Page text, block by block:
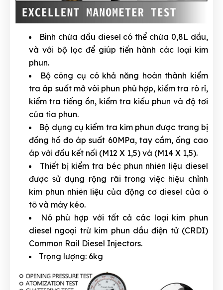
Bình chứa dầu diesel có thể chứa 0,8L dầu,
và với bộ lọc để giúp tiến hành các loại kim
phun.
Bộ công cụ có khả năng hoàn thành kiểm
tra áp suất mở vòi phun phù hợp, kiểm tra rò rỉ,
kiểm tra tiếng ồn, kiểm tra kiểu phun và độ tơi
của tia phun.
Bộ dụng cụ kiểm tra kim phun được trang bị
đồng hồ đo áp suất 60MPa, tay cầm, ống cao
áp với đầu kết nối (M12 X 1,5) và (M14 X 1,5).
Thiết bị kiểm tra béc phun nhiên liệu diesel
được sử dụng rộng rãi trong việc hiệu chỉnh
kim phun nhiên liệu của động cơ diesel của ô
tô và máy kéo.
Nó phù hợp với tất cả các loại kim phun
diesel ngoại trừ kim phun dầu điện tử (CRDI)
Common Rail Diesel Injectors.
Trọng lượng: 6kg